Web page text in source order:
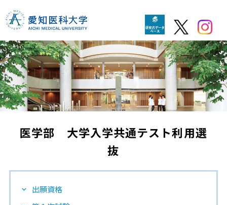
医学部 大学入学共通テスト利用選
抜
出願資格